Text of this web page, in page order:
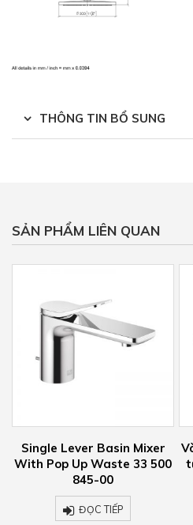
THÔNG TIN BỔ SUNG
SẢN PHẨM LIÊN QUAN
Lever Basin Mixer
Up Waste 33 500
ĐỌC TIẾP
Vòi chậu
tường
36